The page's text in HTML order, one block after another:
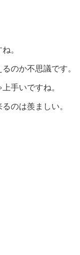
。
のか不思議です。
手いですね。
のは羨ましい。